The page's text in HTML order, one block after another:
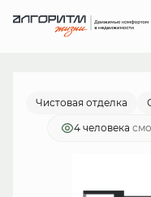
1-комнатная
от 19 898 руб./мес.
Чистовая отделка
4 человекa